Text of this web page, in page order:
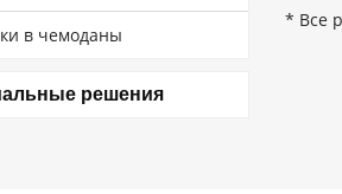
в чемоданы
решения
* Все